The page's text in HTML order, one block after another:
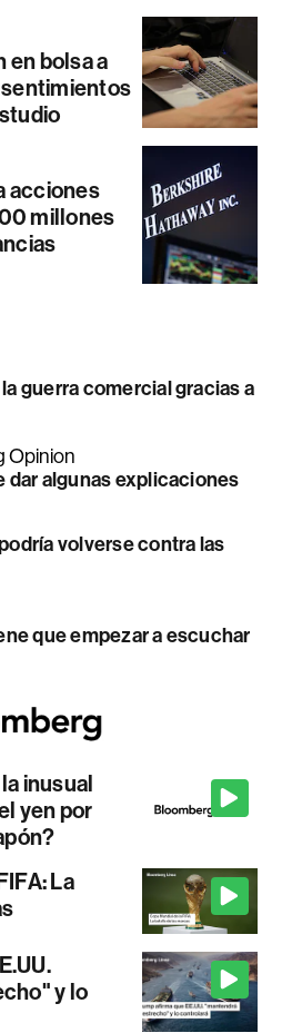
en bolsa a
acciones
millones
guerra comercial gracias a
Opinion
dar algunas explicaciones
volverse contra las
que empezar a escuchar
inusual
yen por
La
y lo